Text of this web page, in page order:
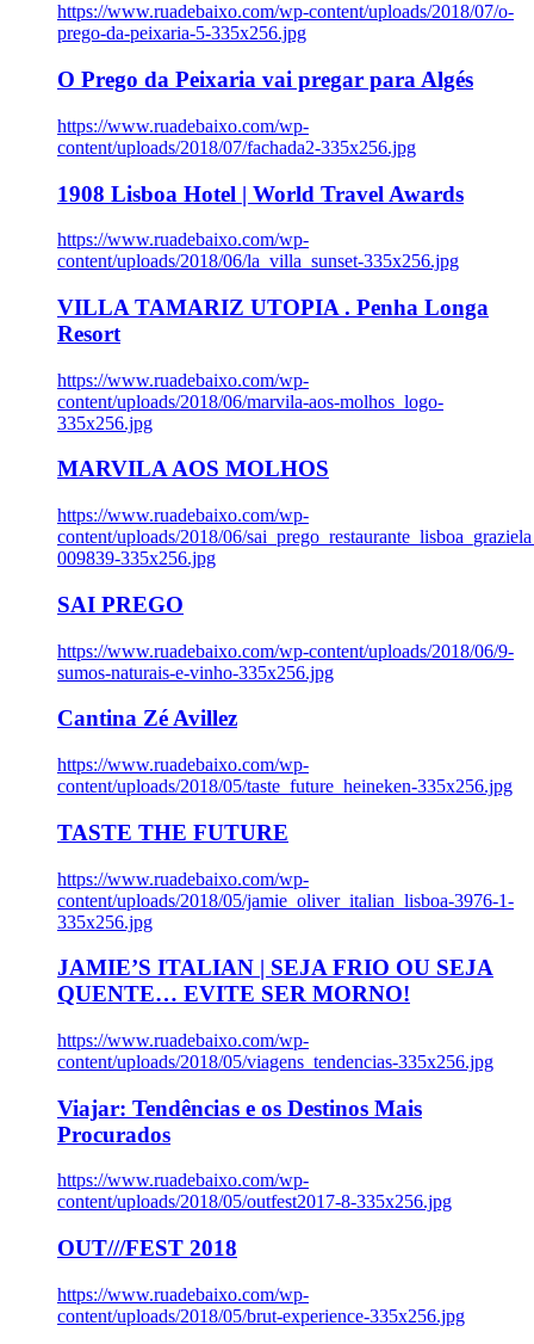
https://www.ruadebaixo.com/wp-content/uploads/2018/07/o-
prego-da-peixaria-5-335x256.jpg
O Prego da Peixaria vai pregar para Algés
https://www.ruadebaixo.com/wp-
content/uploads/2018/07/fachada2-335x256.jpg
1908 Lisboa Hotel | World Travel Awards
https://www.ruadebaixo.com/wp-
content/uploads/2018/06/la_villa_sunset-335x256.jpg
VILLA TAMARIZ UTOPIA . Penha Longa
Resort
https://www.ruadebaixo.com/wp-
content/uploads/2018/06/marvila-aos-molhos_logo-
335x256.jpg
MARVILA AOS MOLHOS
https://www.ruadebaixo.com/wp-
content/uploads/2018/06/
009839-335x256.jpg
SAI PREGO
https://www.ruadebaixo.com/wp-content/uploads/2018/06/9-
sumos-naturais-e-vinho-335x256.jpg
Cantina Zé Avillez
https://www.ruadebaixo.com/wp-
content/uploads/2018/05/taste_future_heineken-335x256.jpg
TASTE THE FUTURE
https://www.ruadebaixo.com/wp-
content/uploads/2018/05/jamie_oliver_italian_lisboa-3976-1-
335x256.jpg
JAMIE’S ITALIAN | SEJA FRIO OU SEJA
QUENTE… EVITE SER MORNO!
https://www.ruadebaixo.com/wp-
content/uploads/2018/05/viagens_tendencias-335x256.jpg
Viajar: Tendências e os Destinos Mais
Procurados
https://www.ruadebaixo.com/wp-
content/uploads/2018/05/outfest2017-8-335x256.jpg
OUT///FEST 2018
https://www.ruadebaixo.com/wp-
content/uploads/2018/05/brut-experience-335x256.jpg